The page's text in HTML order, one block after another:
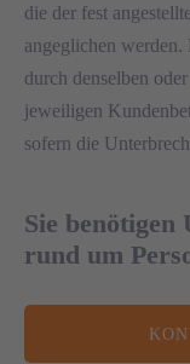
die der fest
angeglichen
durch denselben
jeweiligen
sofern die
Sie benötigen
rund um